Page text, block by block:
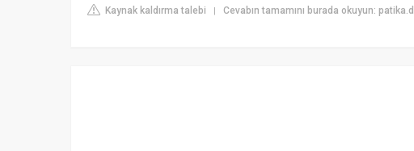
Kaynak kaldırma talebi | Cevabın tamamını burada okuyun: